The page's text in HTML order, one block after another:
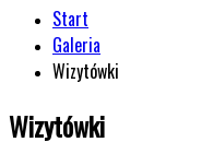
Start
Galeria
Wizytówki
Wizytówki